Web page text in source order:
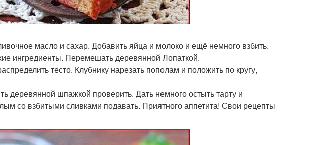
масло и сахар. Добавить яйца и молоко и ещё немного взбить.
ингредиенты. Перемешать деревянной Лопаткой.
тесто. Клубнику нарезать пополам и положить по кругу,
деревянной шпажкой проверить. Дать немного остыть тарту и
со взбитыми сливками подавать. Приятного аппетита! Свои рецепты